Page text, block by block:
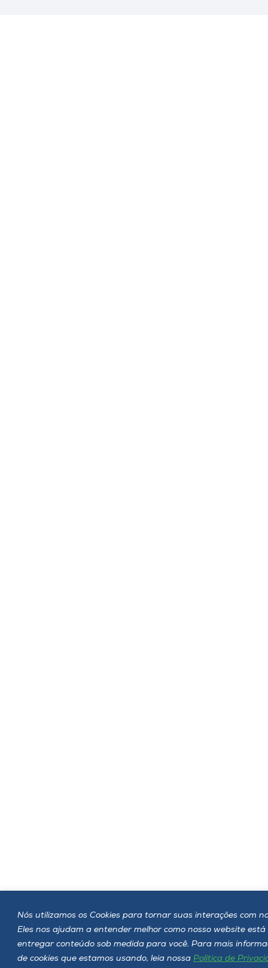
Nós utilizamos os Cookies para tornar suas interações com
Eles nos ajudam a entender melhor como nosso website
entregar conteúdo sob medida para você. Para mais
de cookies que estamos usando, leia nossa Política de